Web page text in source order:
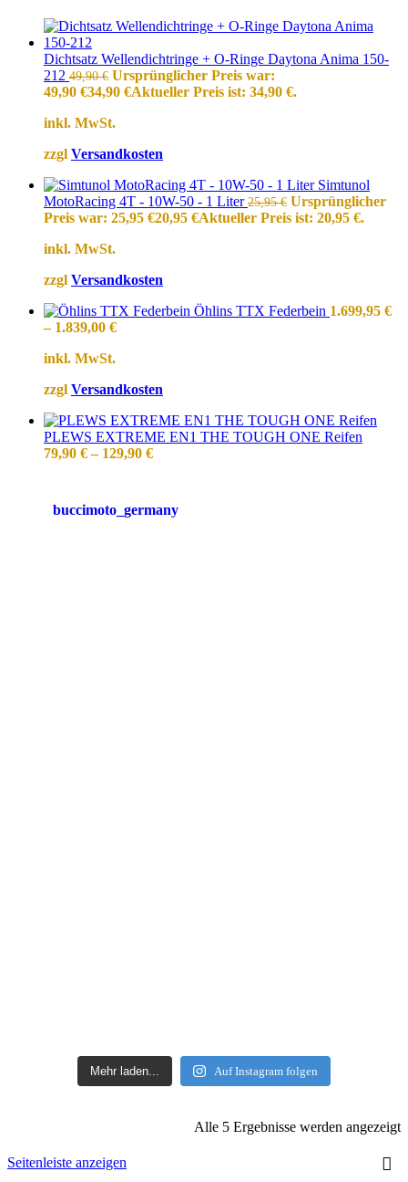
Dichtsatz Wellendichtringe + O-Ringe Daytona Anima 150-
212 49,90€ Ursprünglicher Preis war:
49,90 €34,90 €Aktueller Preis ist: 34,90 €.
inkl. MwSt.
zzgl Versandkosten
Simtunol
MotoRacing 4T - 10W-50 - 1 Liter25,95€ Ursprünglicher
Preis war: 25,95 €20,95 €Aktueller Preis ist: 20,95 €.
inkl. MwSt.
zzgl Versandkosten
Öhlins TTX Federbein 1.699,95 €
– 1.839,00 €
inkl. MwSt.
zzgl Versandkosten
PLEWS EXTREME EN1 THE TOUGH ONE Reifen
79,90 €– 129,90 €
buccimoto_germany
Mehr laden... Auf Instagram folgen
Alle 5 Ergebnisse werden angezeigt
Seitenleiste anzeigen